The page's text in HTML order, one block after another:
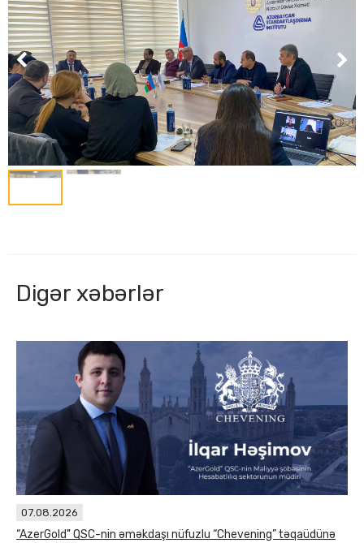
Digər xəbərlər
07.08.2026
“AzerGold" QSC-nin əməkdaşı nüfuzlu “Chevening” təqaüdünə